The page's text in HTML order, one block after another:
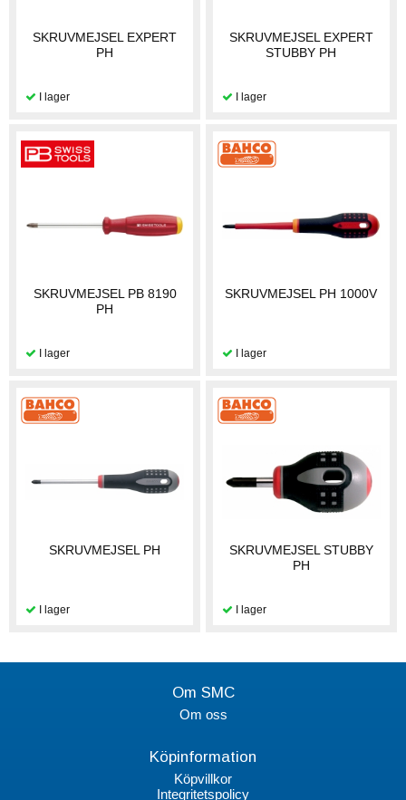
SKRUVMEJSEL EXPERT
PH
SKRUVMEJSEL EXPERT
STUBBY PH
SKRUVMEJSEL PB 8190
PH
SKRUVMEJSEL PH 1000V
SKRUVMEJSEL PH
SKRUVMEJSEL STUBBY
PH
Om SMC
Om oss
Köpinformation
Köpvillkor
Integritetspolicy